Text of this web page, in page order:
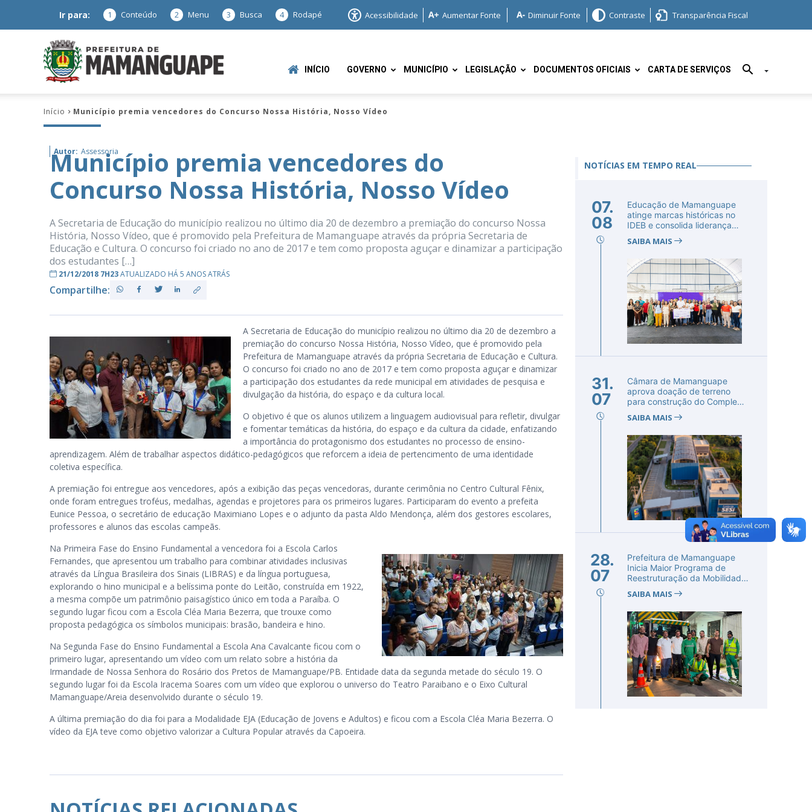
Ir para: 1 Conteúdo 2 Menu 3 Busca 4 Rodapé Acessibilidade Aumentar Fonte Diminuir Fonte Contraste Transparência Fiscal
Mamanguape
–
PB
INÍCIO GOVERNO MUNICÍPIO LEGISLAÇÃO DOCUMENTOS OFICIAIS CARTA DE SERVIÇOS
Início Município premia vencedores do Concurso Nossa História, Nosso Vídeo
Autor: Assessoria
Município premia vencedores do
Concurso Nossa História, Nosso Vídeo
A Secretaria de Educação do município realizou no último dia 20 de dezembro a premiação do concurso Nossa
História, Nosso Vídeo, que é promovido pela Prefeitura de Mamanguape através da própria Secretaria de
Educação e Cultura. O concurso foi criado no ano de 2017 e tem como proposta aguçar e dinamizar a participação
dos estudantes […]
21/12/2018 7H23ATUALIZADO HÁ 5 ANOS ATRÁS
Compartilhe:
A Secretaria de Educação do município realizou no último dia 20 de dezembro a
premiação do concurso Nossa História, Nosso Vídeo, que é promovido pela
Prefeitura de Mamanguape através da própria Secretaria de Educação e Cultura.
O concurso foi criado no ano de 2017 e tem como proposta aguçar e dinamizar
a participação dos estudantes da rede municipal em atividades de pesquisa e
divulgação da história, do espaço e da cultura local.
O objetivo é que os alunos utilizem a linguagem audiovisual para refletir, divulgar
e fomentar temáticas da história, do espaço e da cultura da cidade, enfatizando
a importância do protagonismo dos estudantes no processo de ensino-
aprendizagem. Além de trabalhar aspectos didático-pedagógicos que reforcem a ideia de pertencimento de uma identidade
coletiva específica.
A premiação foi entregue aos vencedores, após a exibição das peças vencedoras, durante cerimônia no Centro Cultural Fênix,
onde foram entregues troféus, medalhas, agendas e projetores para os primeiros lugares. Participaram do evento a prefeita
Eunice Pessoa, o secretário de educação Maximiano Lopes e o adjunto da pasta Aldo Mendonça, além dos gestores escolares,
professores e alunos das escolas campeãs.
Na Primeira Fase do Ensino Fundamental a vencedora foi a Escola Carlos
Fernandes, que apresentou um trabalho para combinar atividades inclusivas
através da Língua Brasileira dos Sinais (LIBRAS) e da língua portuguesa,
explorando o hino municipal e a belíssima ponte do Leitão, construída em 1922,
a mesma compõe um patrimônio paisagístico único em toda a Paraíba. O
segundo lugar ficou com a Escola Cléa Maria Bezerra, que trouxe como
proposta pedagógica os símbolos municipais: brasão, bandeira e hino.
Na Segunda Fase do Ensino Fundamental a Escola Ana Cavalcante ficou com o
primeiro lugar, apresentando um vídeo com um relato sobre a história da
Irmandade de Nossa Senhora do Rosário dos Pretos de Mamanguape/PB. Entidade data da segunda metade do século 19. O
segundo lugar foi da Escola Iracema Soares com um vídeo que explorou o universo do Teatro Paraibano e o Eixo Cultural
Mamanguape/Areia desenvolvido durante o século 19.
A última premiação do dia foi para a Modalidade EJA (Educação de Jovens e Adultos) e ficou com a Escola Cléa Maria Bezerra. O
vídeo da EJA teve como objetivo valorizar a Cultura Popular através da Capoeira.
NOTÍCIAS EM TEMPO REAL
07.
08
Educação de Mamanguape
atinge marcas históricas no
IDEB e consolida liderança
SAIBA MAIS
31.
07
Câmara de Mamanguape
aprova doação de terreno
para construção do Complexo
SAIBA MAIS
28.
07
Prefeitura de Mamanguape
Inicia Maior Programa de
Reestruturação da Mobilidade
SAIBA MAIS